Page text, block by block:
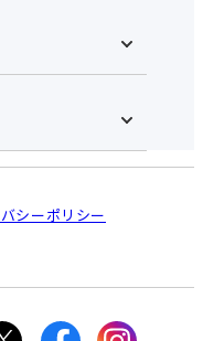
シーポリシー